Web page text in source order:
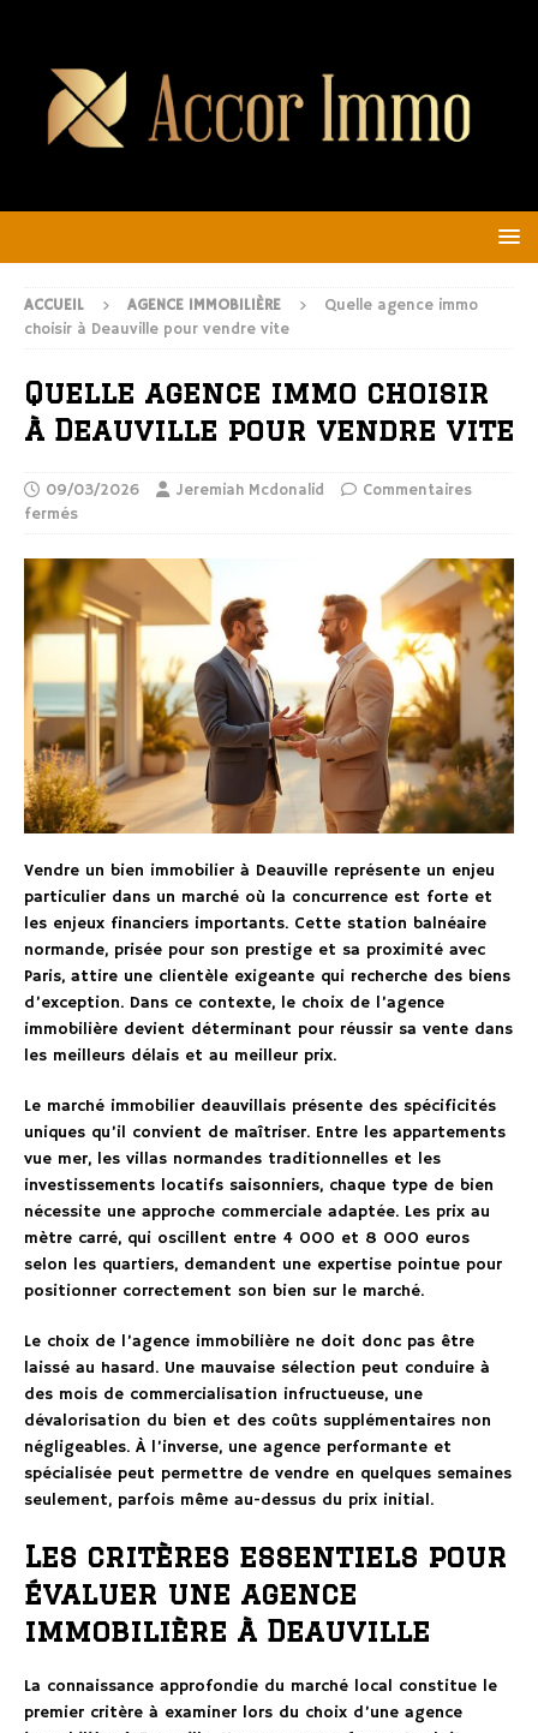
ACCUEIL AGENCE IMMOBILIÈRE
Quelle agence immo
choisir à Deauville pour vendre vite
Quelle agence immo choisir
à Deauville pour vendre vite
09/03/2026 Jeremiah Mcdonalid
Commentaires
fermés
Vendre un bien immobilier à Deauville représente un enjeu
particulier dans un marché où la concurrence est forte et
les enjeux financiers importants. Cette station balnéaire
normande, prisée pour son prestige et sa proximité avec
Paris, attire une clientèle exigeante qui recherche des biens
d’exception. Dans ce contexte, le choix de l’agence
immobilière devient déterminant pour réussir sa vente dans
les meilleurs délais et au meilleur prix.
Le marché immobilier deauvillais présente des spécificités
uniques qu’il convient de maîtriser. Entre les appartements
vue mer, les villas normandes traditionnelles et les
investissements locatifs saisonniers, chaque type de bien
nécessite une approche commerciale adaptée. Les prix au
mètre carré, qui oscillent entre 4 000 et 8 000 euros
selon les quartiers, demandent une expertise pointue pour
positionner correctement son bien sur le marché.
Le choix de l’agence immobilière ne doit donc pas être
laissé au hasard. Une mauvaise sélection peut conduire à
des mois de commercialisation infructueuse, une
dévalorisation du bien et des coûts supplémentaires non
négligeables. À l’inverse, une agence performante et
spécialisée peut permettre de vendre en quelques semaines
seulement, parfois même au-dessus du prix initial.
Les critères essentiels pour
évaluer une agence
immobilière à Deauville
La connaissance approfondie du marché local constitue le
premier critère à examiner lors du choix d’une agence